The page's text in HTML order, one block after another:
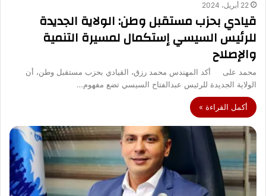
22 أبريل، 2024
قيادي بحزب مستقبل وطن: الولاية الجديدة
للرئيس السيسي إستكمال لمسيرة التنمية
والإصلاح
محمد على أكد المهندس محمد رزق، القيادي بحزب مستقبل وطن، أن
الولاية الجديدة للرئيس عبدالفتاح السيسي تضع مفهوم…
أكمل القراءة »